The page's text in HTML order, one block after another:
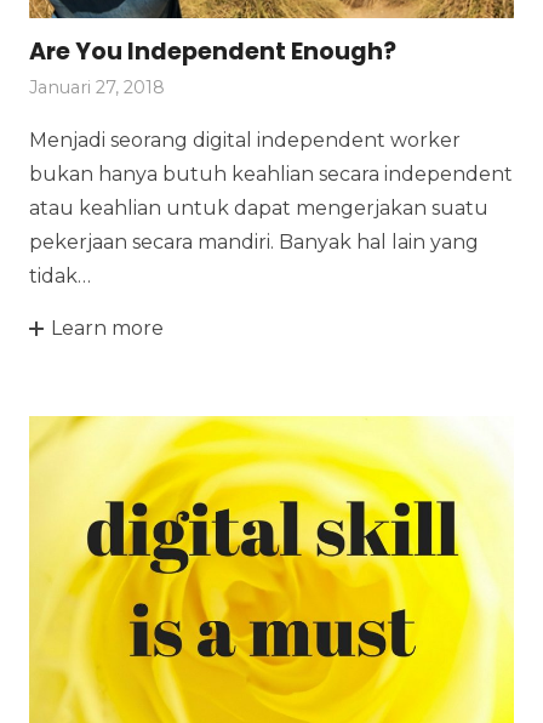
Are You Independent Enough?
Januari 27, 2018
Menjadi seorang digital independent worker
bukan hanya butuh keahlian secara independent
atau keahlian untuk dapat mengerjakan suatu
pekerjaan secara mandiri. Banyak hal lain yang
tidak…
Learn more